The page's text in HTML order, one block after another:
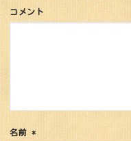
コメント
名前 *